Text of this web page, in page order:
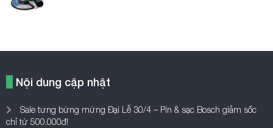
Nội dung cập nhật
Sale tưng bừng mừng Đại Lễ 30/4 – Pin & sạc Bosch giảm sốc
chỉ từ 500.000đ!